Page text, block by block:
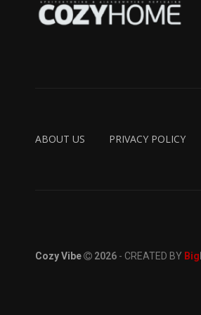
ABOUT US PRIVACY POLICY
Cozy Vibe 2026 - CREATED BY Big